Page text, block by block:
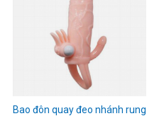
Bao đôn quay đeo nhánh rung